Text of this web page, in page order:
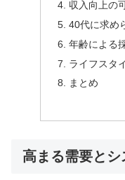
収入向上の
40代に求め
年齢による
ライフスタ
まとめ
高まる需要と